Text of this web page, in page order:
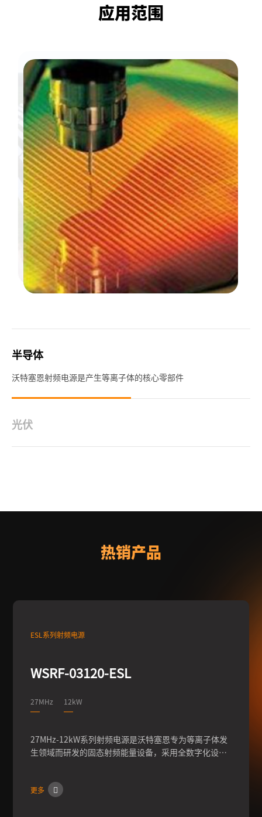
应用范围
半导体
沃特塞恩射频电源是产生等离子体的核心零部件
光伏
热销产品
ESL系列射频电源
WSRF-03120-ESL
27MHz 12kW
27MHz-12kW系列射频电源是沃特塞恩专为等离子体发
生领域而研发的固态射频能量设备，采用全数字化设
需求。
更多